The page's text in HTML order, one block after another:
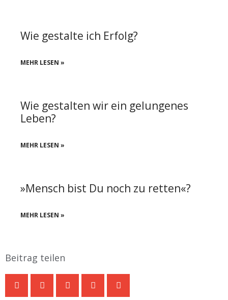
Wie gestalte ich Erfolg?
MEHR LESEN »
Wie gestalten wir ein gelungenes
Leben?
MEHR LESEN »
»Mensch bist Du noch zu retten«?
MEHR LESEN »
Beitrag teilen